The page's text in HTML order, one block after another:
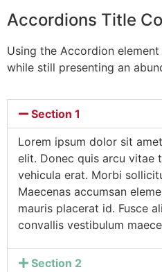
Accordions Title
Using the Accordion
while still presenting an
Section 1
Lorem ipsum dolor sit
elit. Donec quis arcu vitae
vehicula erat. Morbi
Maecenas accumsan
mauris placerat id. Fusce
convallis vestibulum
Section 2